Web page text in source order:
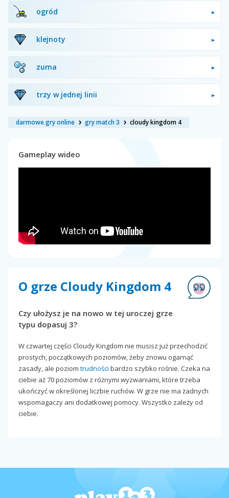
ogród
klejnoty
zuma
trzy w jednej linii
darmowe gry online gry match 3 cloudy kingdom 4
Gameplay wideo
O grze Cloudy Kingdom 4
Czy ułożysz je na nowo w tej uroczej grze
typu dopasuj 3?
W czwartej części Cloudy Kingdom nie musisz już przechodzić
prostych, początkowych poziomów, żeby znowu ogarnąć
zasady, ale poziom trudności bardzo szybko rośnie. Czeka na
ciebie aż 70 poziomów z różnymi wyzwaniami, które trzeba
ukończyć w określonej liczbie ruchów. W grze nie ma żadnych
wspomagaczy ani dodatkowej pomocy. Wszystko zależy od
ciebie.